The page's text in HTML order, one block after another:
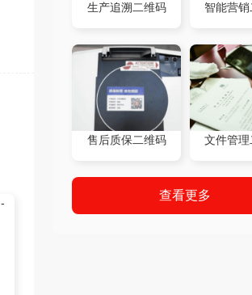
生产追溯二维码 智能营
售后质保二维码 文件管
查看更多